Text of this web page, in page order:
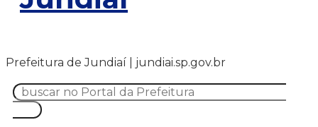
Prefeitura de Jundiaí | jundiai.sp.gov.br